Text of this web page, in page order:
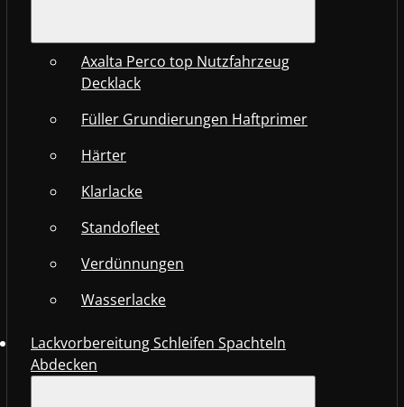
Axalta Perco top Nutzfahrzeug
Decklack
Füller Grundierungen Haftprimer
Härter
Klarlacke
Standofleet
Verdünnungen
Wasserlacke
Lackvorbereitung Schleifen Spachteln
Abdecken